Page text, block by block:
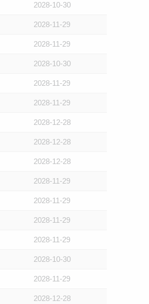
2028-10-30
2028-11-29
2028-11-29
2028-10-30
2028-11-29
2028-11-29
2028-12-28
2028-12-28
2028-12-28
2028-11-29
2028-11-29
2028-11-29
2028-11-29
2028-10-30
2028-11-29
2028-12-28